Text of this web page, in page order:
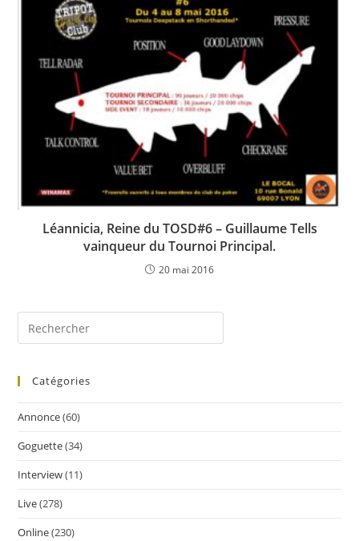
Léannicia, Reine du TOSD#6 – Guillaume Tells
vainqueur du Tournoi Principal.
20 mai 2016
Catégories
Annonce(60)
Goguette(34)
Interview(11)
Live(278)
Online(230)